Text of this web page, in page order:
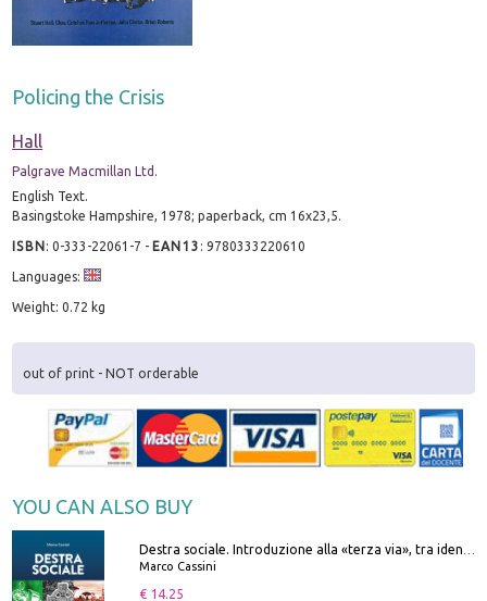
Policing the Crisis
Hall
Palgrave Macmillan Ltd.
English Text.
Basingstoke Hampshire, 1978; paperback, cm 16x23,5.
ISBN:0-333-22061-7 - EAN13 :9780333220610
Languages:
Weight: 0.72 kg
out of print - NOT orderable
YOU CAN ALSO BUY
Marco Cassini
€ 14.25